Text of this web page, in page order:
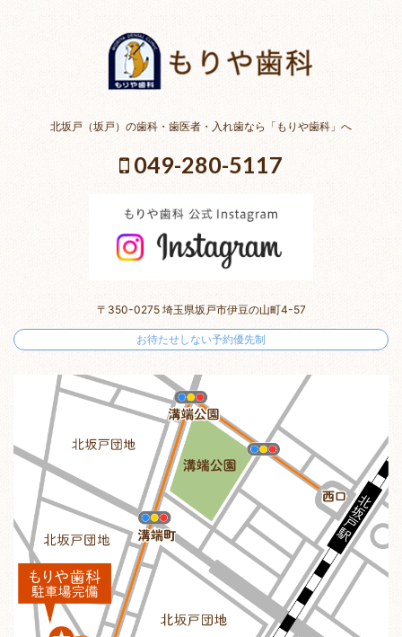
北坂戸（坂戸）の歯科・歯医者・入れ歯なら「もりや歯科」へ
049-280-5117
〒350-0275 埼玉県坂戸市伊豆の山町4-57
お待たせしない予約優先制